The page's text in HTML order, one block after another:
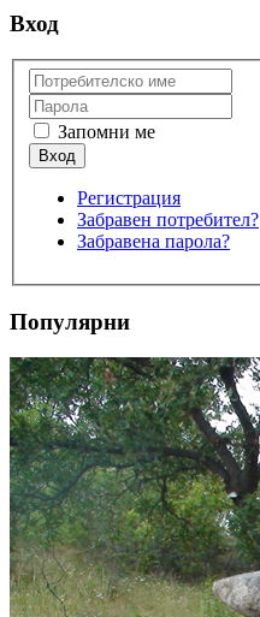
Вход
Запомни ме
Регистрация
Забравен потребител?
Забравена парола?
Популярни